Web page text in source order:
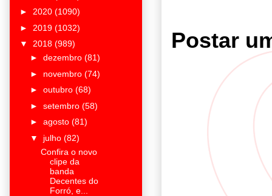
Postar
► 2020 (1090)
► 2019 (1032)
▼ 2018 (989)
► dezembro (81)
► novembro (74)
► outubro (68)
► setembro (58)
► agosto (81)
▼ julho (82)
Confira o novo
clipe da
banda
Decentes do
Forró, e...